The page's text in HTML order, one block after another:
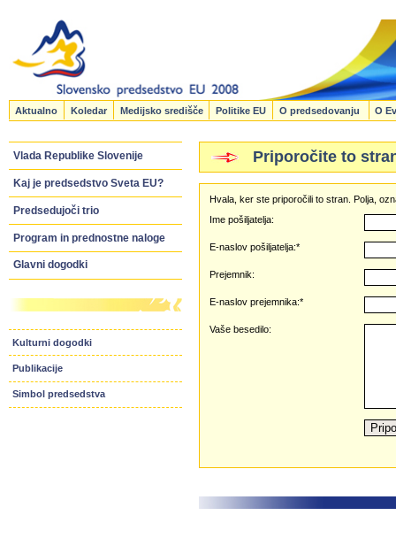
Aktualno Koledar Medijsko središče Politike EU O predsedovanju O
Vlada Republike Slovenije
Kaj je predsedstvo Sveta EU?
Predsedujoči trio
Program in prednostne naloge
Glavni dogodki
Kulturni dogodki
Publikacije
Simbol predsedstva
Priporočite to
Hvala, ker ste priporočili to stran. Polja,
Ime pošiljatelja:
E-naslov pošiljatelja:*
Prejemnik:
E-naslov prejemnika:*
Vaše besedilo: